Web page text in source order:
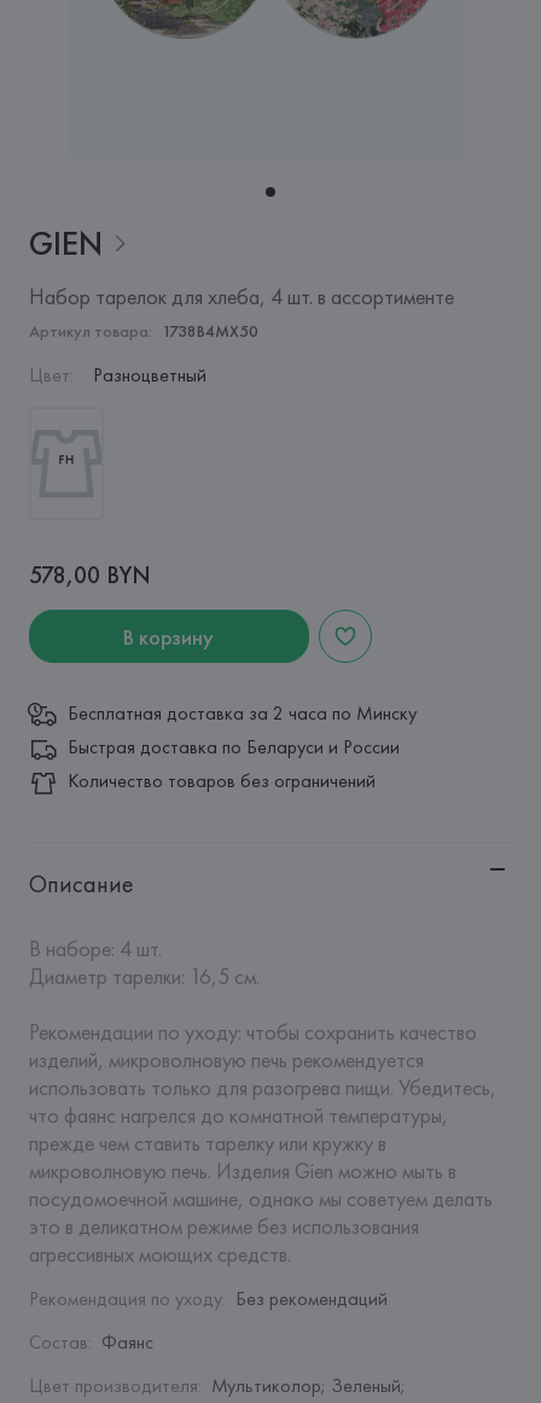
GIEN
Набор тарелок для хлеба, 4 шт. в ассортименте
Артикул товара: 1738B4MX50
Цвет: Разноцветный
578,00 BYN
В корзину
Бесплатная доставка за 2 часа по Минску
Быстрая доставка по Беларуси и России
Количество товаров без ограничений
Описание
В наборе: 4 шт.
Диаметр тарелки: 16,5 см.
Рекомендации по уходу: чтобы сохранить качество
изделий, микроволновую печь рекомендуется
использовать только для разогрева пищи. Убедитесь,
что фаянс нагрелся до комнатной температуры,
прежде чем ставить тарелку или кружку в
микроволновую печь. Изделия Gien можно мыть в
посудомоечной машине, однако мы советуем делать
это в деликатном режиме без использования
агрессивных моющих средств.
Рекомендация по уходу: Без рекомендаций
Состав: Фаянс
Цвет производителя: Мультиколор; Зеленый;